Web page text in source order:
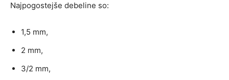
Najpogostejše debeline so:
1,5 mm,
2 mm,
3/2 mm,